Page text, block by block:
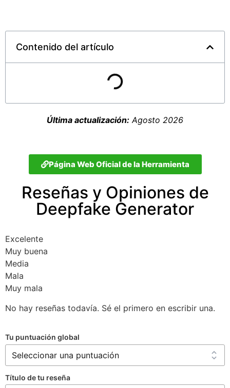
Contenido del artículo
Última actualización: Agosto 2026
Página Web Oficial de la Herramienta
Reseñas y Opiniones de
Deepfake Generator
Excelente
Muy buena
Media
Mala
Muy mala
No hay reseñas todavía. Sé el primero en escribir una.
Tu puntuación global
Título de tu reseña